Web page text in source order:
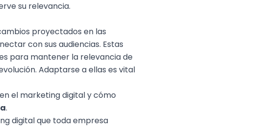
su relevancia.
proyectados en las
con sus audiencias. Estas
para mantener la relevancia de
Adaptarse a ellas es vital
el marketing digitaly cómo
.
digital que toda empresa